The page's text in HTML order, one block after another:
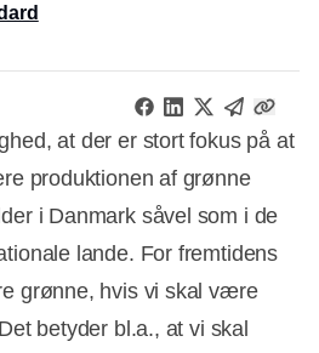
at der er stort fokus på at
produktionen af grønne
i Danmark såvel som i de
lande. For fremtidens
grønne, hvis vi skal være
betyder bl.a., at vi skal